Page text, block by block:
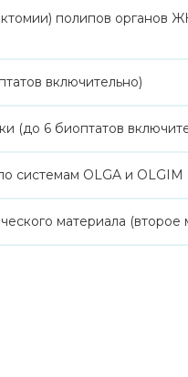
полипов органов
включительно)
(до 6 биоптатов
системам OLGA и OLGIM
материала (второе